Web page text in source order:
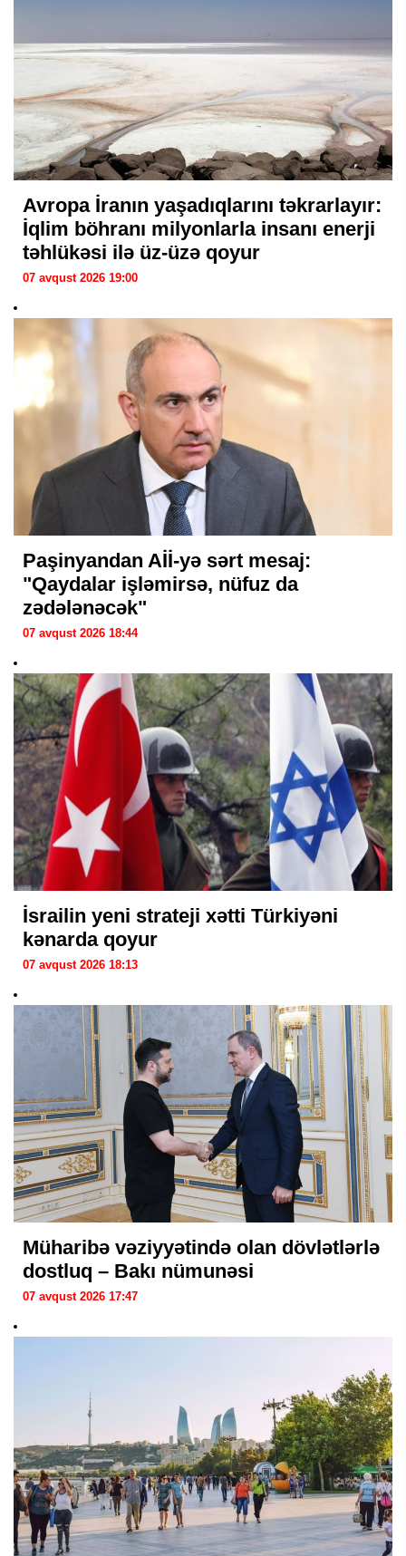
Avropa İranın yaşadıqlarını təkrarlayır:
İqlim böhranı milyonlarla insanı enerji
təhlükəsi ilə üz-üzə qoyur
07 avqust 2026 19:00
Paşinyandan Aİİ-yə sərt mesaj:
"Qaydalar işləmirsə, nüfuz da
zədələnəcək"
07 avqust 2026 18:44
İsrailin yeni strateji xətti Türkiyəni
kənarda qoyur
07 avqust 2026 18:13
Müharibə vəziyyətində olan dövlətlərlə
dostluq – Bakı nümunəsi
07 avqust 2026 17:47